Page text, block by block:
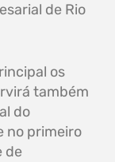
de Rio
os
também
do
no primeiro
de